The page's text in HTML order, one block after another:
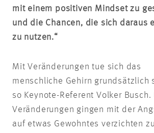
mit einem positiven Mindset zu
und die Chancen, die sich daraus
zu nutzen.“
Mit Veränderungen tue sich das
menschliche Gehirn grundsätzlich
so Keynote-Referent Volker Busch.
Veränderungen gingen mit der
auf etwas Gewohntes verzichten